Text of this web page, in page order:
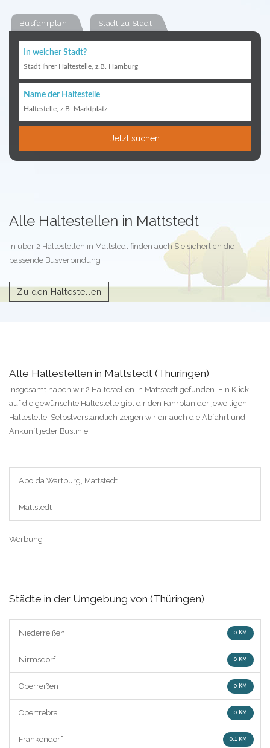
Busfahrplan Stadt zu Stadt
In welcher Stadt?
Stadt Ihrer Haltestelle, z.B. Hamburg
Name der Haltestelle
Haltestelle, z.B. Marktplatz
Jetzt suchen
Alle Haltestellen in Mattstedt
In über 2 Haltestellen in Mattstedt finden auch Sie sicherlich die
passende Busverbindung
Zu den Haltestellen
Alle Haltestellen in Mattstedt (Thüringen)
Insgesamt haben wir 2 Haltestellen in Mattstedt gefunden. Ein Klick
auf die gewünschte Haltestelle gibt dir den Fahrplan der jeweiligen
Haltestelle. Selbstverständlich zeigen wir dir auch die Abfahrt und
Ankunft jeder Buslinie.
Apolda Wartburg, Mattstedt
Mattstedt
Werbung
Städte in der Umgebung von (Thüringen)
Niederreißen 0 KM
Nirmsdorf 0 KM
Oberreißen 0 KM
Obertrebra 0 KM
Frankendorf 0.1 KM